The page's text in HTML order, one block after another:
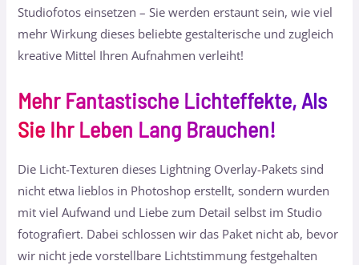
Studiofotos einsetzen – Sie werden erstaunt sein, wie viel
mehr Wirkung dieses beliebte gestalterische und zugleich
kreative Mittel Ihren Aufnahmen verleiht!
Mehr Fantastische Lichteffekte, Als
Sie Ihr Leben Lang Brauchen!
Die Licht-Texturen dieses Lightning Overlay-Pakets sind
nicht etwa lieblos in Photoshop erstellt, sondern wurden
mit viel Aufwand und Liebe zum Detail selbst im Studio
fotografiert. Dabei schlossen wir das Paket nicht ab, bevor
wir nicht jede vorstellbare Lichtstimmung festgehalten